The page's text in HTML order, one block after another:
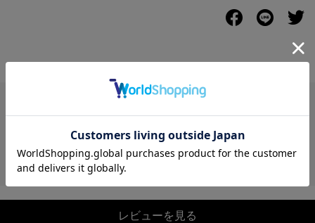
レビュー
レビューを見る